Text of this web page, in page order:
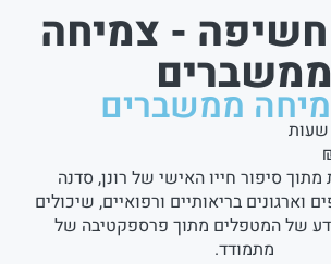
- צמיחה
ממשברים
ממשברים
סיפור חייו האישי של רונן, סדנה
וארגונים בריאותיים ורפואיים, שיכולים
של המטפלים מתוך פרספקטיבה של
מתמודד.